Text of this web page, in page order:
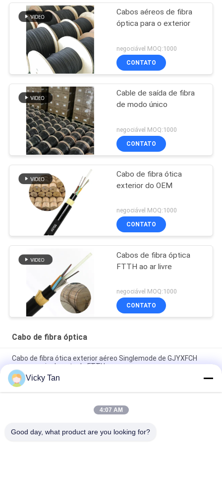
Cabos aéreos de fibra
óptica para o exterior
negociável MOQ:1000
CONTATO
Cable de saída de fibra
de modo único
negociável MOQ:1000
CONTATO
Cabo de fibra ótica
exterior do OEM
negociável MOQ:1000
CONTATO
Cabos de fibra óptica
FTTH ao ar livre
negociável MOQ:1000
CONTATO
Cabo de fibra óptica
Cabo de fibra ótica exterior aéreo Singlemode de GJYXFCH
para o apoio do auto de FTTH
Núcleo do núcleo 96 do núcleo 48 do cabo ótico 24 da fibra da
bainha do dobro de ADSS
GYXTC8S 12 24 cabos exteriores do remendo da fibra do
Vicky Tan
4:07 AM
Good day, what product are you looking for?